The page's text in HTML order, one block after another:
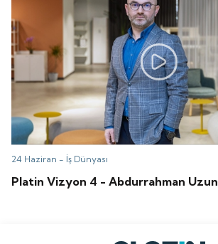
24 Haziran - İş Dünyası
Platin Vizyon 4 - Abdurrahman Uzun